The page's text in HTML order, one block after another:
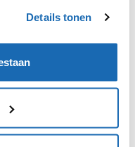
Details tonen
CONNECT!
haal alles uit het